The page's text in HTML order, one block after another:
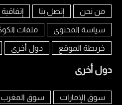
من نحن إتصل بنا
سياسة المحتوى ملفات
خريطة الموقع دول أخرى
دول أخرى
سوق الإمارات سوق المغرب